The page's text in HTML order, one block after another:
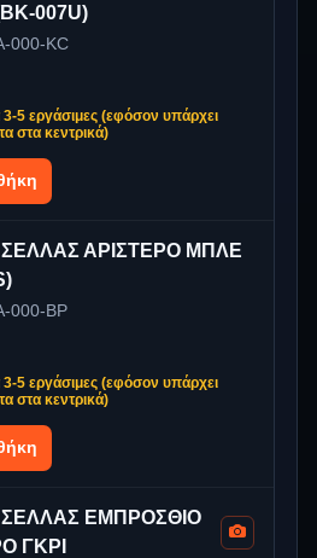
007U)
000-KC
3-5 εργάσιμες (εφόσον υπάρχει
στα κεντρικά)
ΑΡΙΣΤΕΡΟ ΜΠΛΕ
000-BP
3-5 εργάσιμες (εφόσον υπάρχει
στα κεντρικά)
ΣΕΛΛΑΣ ΕΜΠΡΟΣΘΙΟ
ΓΚΡΙ